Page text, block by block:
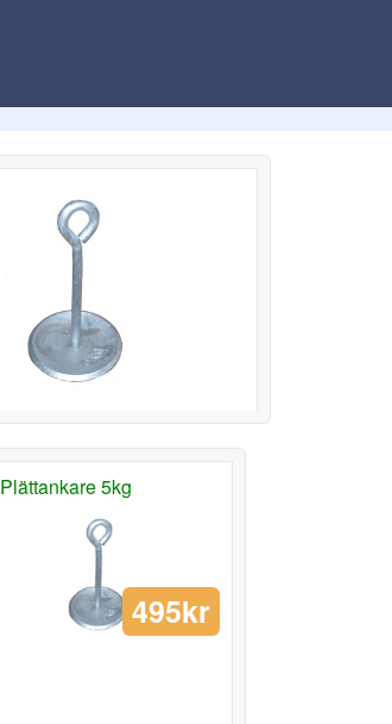
Plättankare 5kg
495kr